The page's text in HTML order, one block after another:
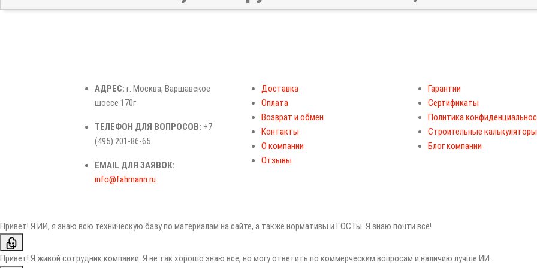
АДРЕС: г. Москва, Варшавское
шоссе 170г
ТЕЛЕФОН ДЛЯ ВОПРОСОВ: +7
(495) 201-86-65
EMAIL ДЛЯ ЗАЯВОК:
info@fahmann.ru
Доставка
Оплата
Возврат и обмен
Контакты
О компании
Отзывы
Гарантии
Сертификаты
Политика
Строительные калькуляторы
Блог компании
Привет! Я ИИ, я знаю всю техническую базу по материалам на сайте, а также нормативы и ГОСТы. Я знаю почти всё!
Привет! Я живой сотрудник компании. Я не так хорошо знаю всё, но могу ответить по коммерческим вопросам и наличию лучше ИИ.